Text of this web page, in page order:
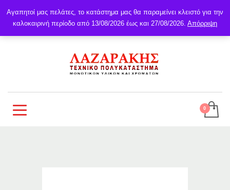
Αγαπητοί μας πελάτες, το κατάστημα μας θα παραμείνει κλειστό για την
καλοκαιρινή περίοδο από 13/08/2026 έως και 27/08/2026. Απόρριψη